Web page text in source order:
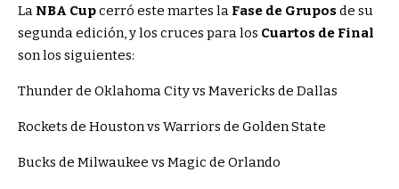
La NBA Cupcerró este martes la Fase de Gruposde su
segunda edición, y los cruces para los Cuartos de Final
son los siguientes:
Thunder de Oklahoma City vs Mavericks de Dallas
Rockets de Houston vs Warriors de Golden State
Bucks de Milwaukee vs Magic de Orlando